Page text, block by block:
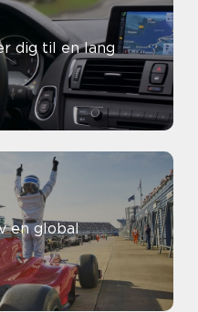
dig til en lang
en global